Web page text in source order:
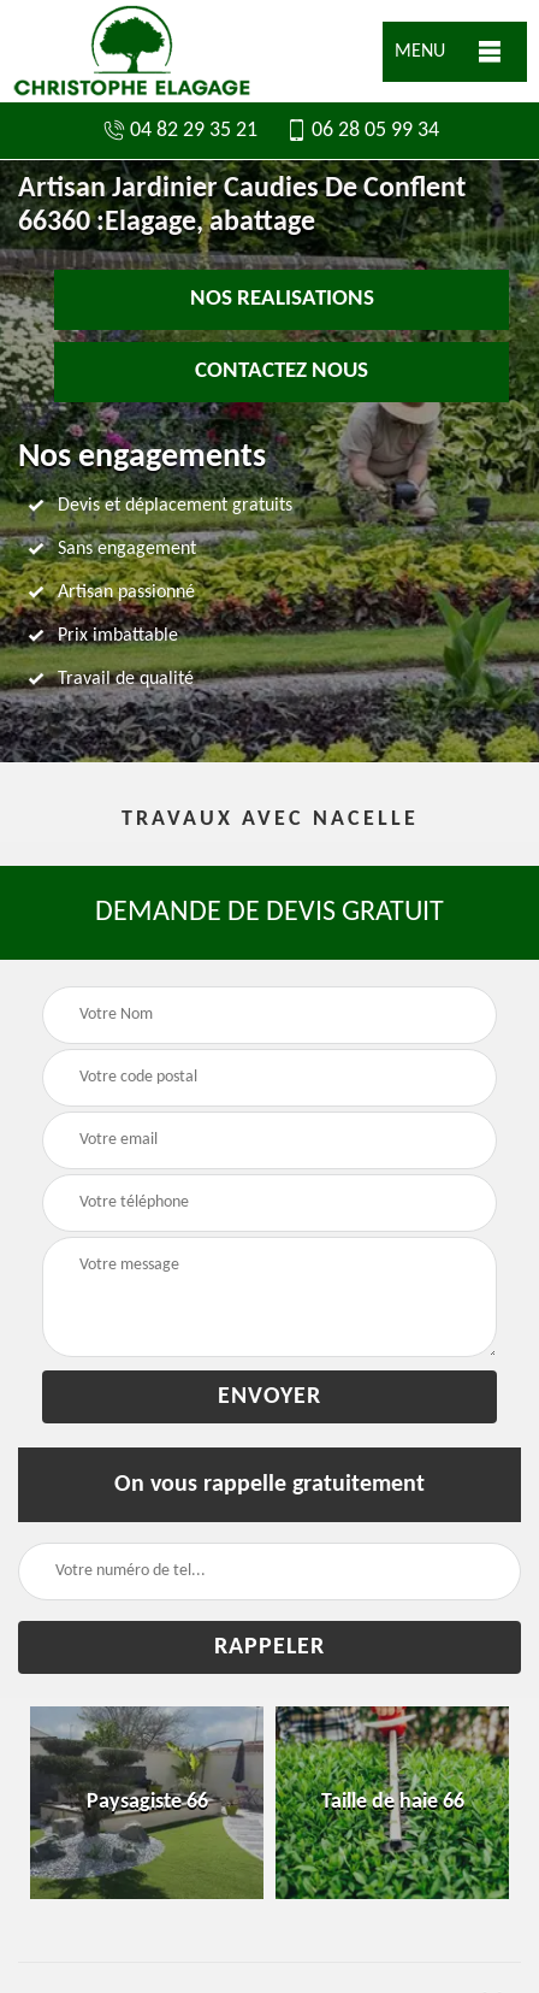
MENU
04 82 29 35 21 06 28 05 99 34
Artisan Jardinier Caudies De Conflent
66360 :Elagage, abattage
NOS REALISATIONS
CONTACTEZ NOUS
Nos engagements
Devis et déplacement gratuits
Sans engagement
Artisan passionné
Prix imbattable
Travail de qualité
TRAVAUX AVEC NACELLE
DEMANDE DE DEVIS GRATUIT
On vous rappelle gratuitement
Paysagiste 66 Taille de haie 66